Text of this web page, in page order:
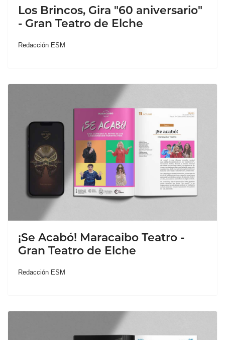
Los Brincos, Gira "60 aniversario"
- Gran Teatro de Elche
Redacción ESM
¡Se Acabó! Maracaibo Teatro -
Gran Teatro de Elche
Redacción ESM